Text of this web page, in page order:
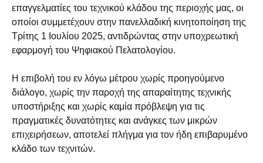
επαγγελματίες του τεχνικού κλάδου της περιοχής μας, οι
οποίοι συμμετέχουν στην πανελλαδική κινητοποίηση της
Τρίτης 1 Ιουλίου 2025, αντιδρώντας στην υποχρεωτική
εφαρμογή του Ψηφιακού Πελατολογίου.
Η επιβολή του εν λόγω μέτρου χωρίς προηγούμενο
διάλογο, χωρίς την παροχή της απαραίτητης τεχνικής
υποστήριξης και χωρίς καμία πρόβλεψη για τις
πραγματικές δυνατότητες και ανάγκες των μικρών
επιχειρήσεων, αποτελεί πλήγμα για τον ήδη επιβαρυμένο
κλάδο των τεχνιτών.